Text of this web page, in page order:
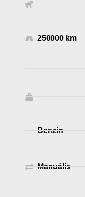
250000 km
Benzin
Manuális